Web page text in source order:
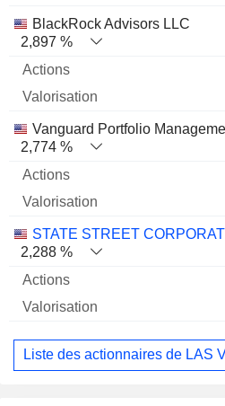
BlackRock Advisors LLC
2,897 %
Vanguard Portfolio
2,774 %
STATE STREET
2,288 %
Liste des actionnaires de LAS